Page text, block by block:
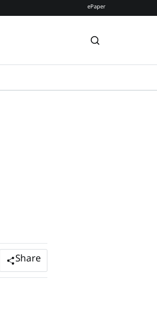
ePaper
Share